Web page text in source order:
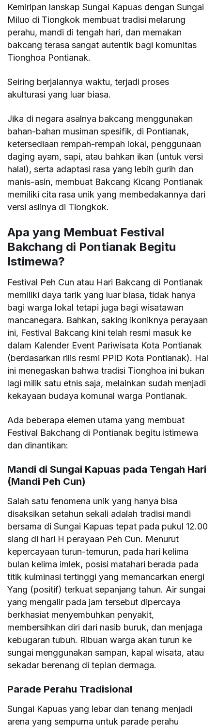
Kemiripan lanskap Sungai Kapuas dengan Sungai
Miluo di Tiongkok membuat tradisi melarung
perahu, mandi di tengah hari, dan memakan
bakcang terasa sangat autentik bagi komunitas
Tionghoa Pontianak.
Seiring berjalannya waktu, terjadi proses
akulturasi yang luar biasa.
Jika di negara asalnya bakcang menggunakan
bahan-bahan musiman spesifik, di Pontianak,
ketersediaan rempah-rempah lokal, penggunaan
daging ayam, sapi, atau bahkan ikan (untuk versi
halal), serta adaptasi rasa yang lebih gurih dan
manis-asin, membuat Bakcang Kicang Pontianak
memiliki cita rasa unik yang membedakannya dari
versi aslinya di Tiongkok.
Apa yang Membuat Festival
Bakchang di Pontianak Begitu
Istimewa?
Festival Peh Cun atau Hari Bakcang di Pontianak
memiliki daya tarik yang luar biasa, tidak hanya
bagi warga lokal tetapi juga bagi wisatawan
mancanegara. Bahkan, saking ikoniknya perayaan
ini, Festival Bakcang kini telah resmi masuk ke
dalam Kalender Event Pariwisata Kota Pontianak
(berdasarkan rilis resmi PPID Kota Pontianak). Hal
ini menegaskan bahwa tradisi Tionghoa ini bukan
lagi milik satu etnis saja, melainkan sudah menjadi
kekayaan budaya komunal warga Pontianak.
Ada beberapa elemen utama yang membuat
Festival Bakchang di Pontianak begitu istimewa
dan dinantikan:
Mandi di Sungai Kapuas pada Tengah Hari
(Mandi Peh Cun)
Salah satu fenomena unik yang hanya bisa
disaksikan setahun sekali adalah tradisi mandi
bersama di Sungai Kapuas tepat pada pukul 12.00
siang di hari H perayaan Peh Cun. Menurut
kepercayaan turun-temurun, pada hari kelima
bulan kelima imlek, posisi matahari berada pada
titik kulminasi tertinggi yang memancarkan energi
Yang (positif) terkuat sepanjang tahun. Air sungai
yang mengalir pada jam tersebut dipercaya
berkhasiat menyembuhkan penyakit,
membersihkan diri dari nasib buruk, dan menjaga
kebugaran tubuh. Ribuan warga akan turun ke
sungai menggunakan sampan, kapal wisata, atau
sekadar berenang di tepian dermaga.
Parade Perahu Tradisional
Sungai Kapuas yang lebar dan tenang menjadi
arena yang sempurna untuk parade perahu